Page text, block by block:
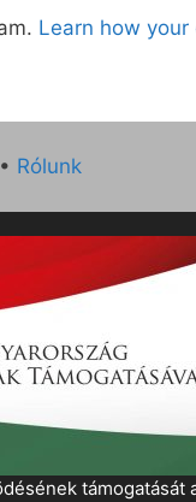
Learn how
• Rólunk